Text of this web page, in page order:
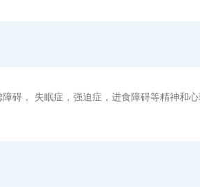
碍， 失眠症，强迫症，进食障碍等精神和